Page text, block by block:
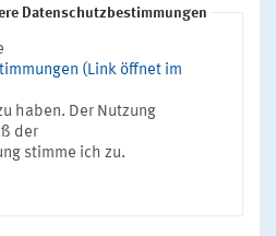
Datenschutzbestimmungen
(Link öffnet im
haben. Der Nutzung
der
stimme ich zu.